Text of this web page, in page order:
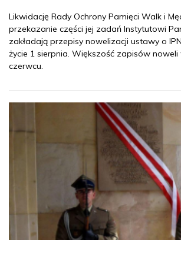
Likwidację Rady Ochrony Pamięci Walk i
przekazanie części jej zadań Instytutowi
zakładają przepisy nowelizacji ustawy o
życie 1 sierpnia. Większość zapisów noweli
czerwcu.